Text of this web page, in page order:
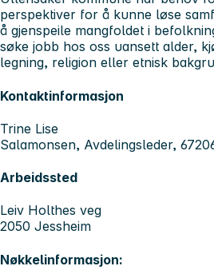
perspektiver for å kunne løse
å gjenspeile mangfoldet i
søke jobb hos oss uansett alder,
legning, religion eller etnisk
Kontaktinformasjon
Trine Lise
Salamonsen, Avdelingsleder,
Arbeidssted
Leiv Holthes veg
2050 Jessheim
Nøkkelinformasjon: